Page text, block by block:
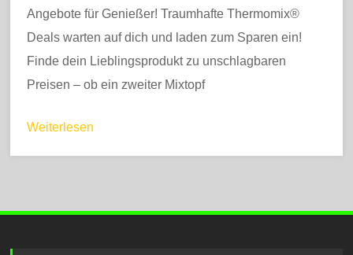
Angebote für Genießer! Traumhafte Thermomix®
Deals warten auf dich und laden zum Sparen ein!
Finde dein Lieblingsprodukt zu unschlagbaren
Preisen – ob ein zweiter Mixtopf
Weiterlesen